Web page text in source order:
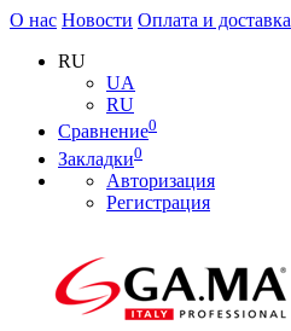
О нас Новости Оплата и доставка
RU
UA
RU
Сравнение0
Закладки0
Авторизация
Регистрация